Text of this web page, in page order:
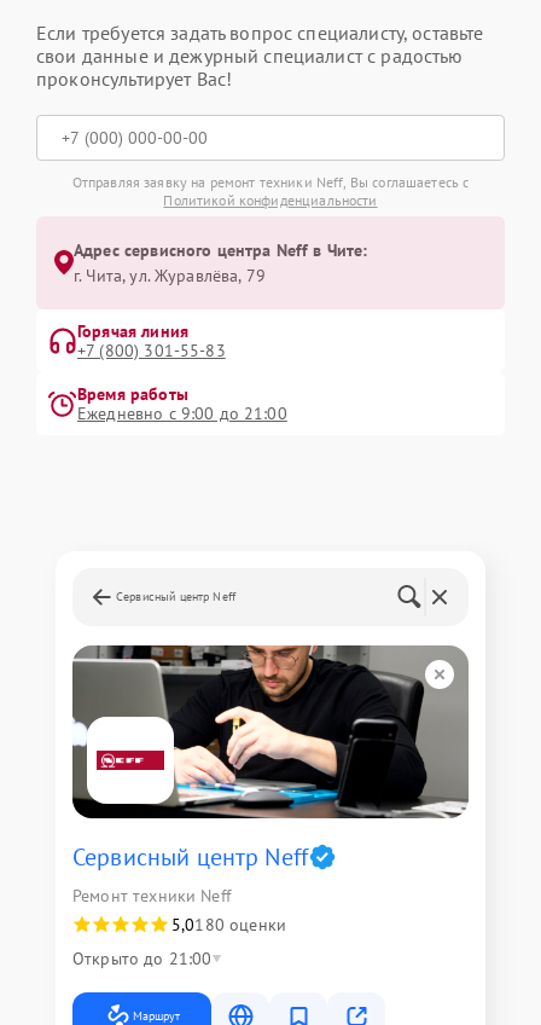
Если требуется задать вопрос специалисту, оставьте
свои данные и дежурный специалист с радостью
проконсультирует Вас!
Отправляя заявку на ремонт техники Neff, Вы соглашаетесь с
Политикой конфиденциальности
Адрес сервисного центра Neff в Чите:
г. Чита, ул. Журавлёва, 79
Горячая линия
+7 (800) 301-55-83
Время работы
Ежедневно с 9:00 до 21:00
Сервисный центр Neff
Сервисный центр Neff
Ремонт техники Neff
5,0180 оценки
Открыто до 21:00
Маршрут